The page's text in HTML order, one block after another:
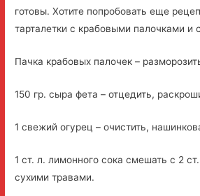
готовы. Хотите попробовать еще
тарталетки с крабовыми палочками и
Пачка крабовых палочек –
150 гр. сыра фета – отцедить,
1 свежий огурец – очистить,
1 ст. л. лимонного сока смешать с 2
сухими травами.